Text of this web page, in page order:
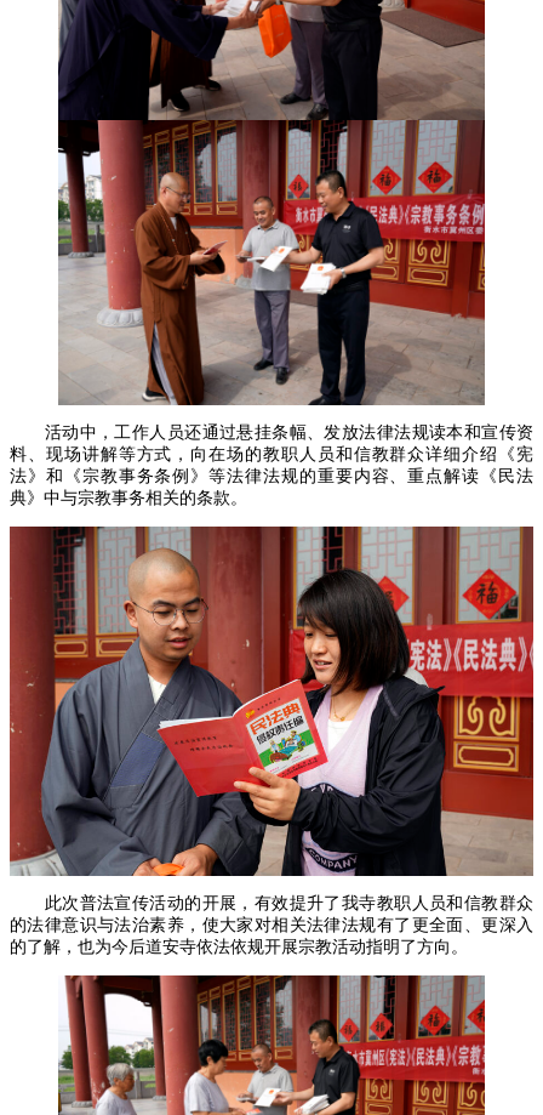
活动中，工作人员还通过悬挂条幅、发放法律法规读本和宣传资
料、现场讲解等方式，向在场的教职人员和信教群众详细介绍《宪
法》和《宗教事务条例》等法律法规的重要内容、重点解读《民法
典》中与宗教事务相关的条款。
此次普法宣传活动的开展，有效提升了我寺教职人员和信教群众
的法律意识与法治素养，使大家对相关法律法规有了更全面、更深入
的了解，也为今后道安寺依法依规开展宗教活动指明了方向。